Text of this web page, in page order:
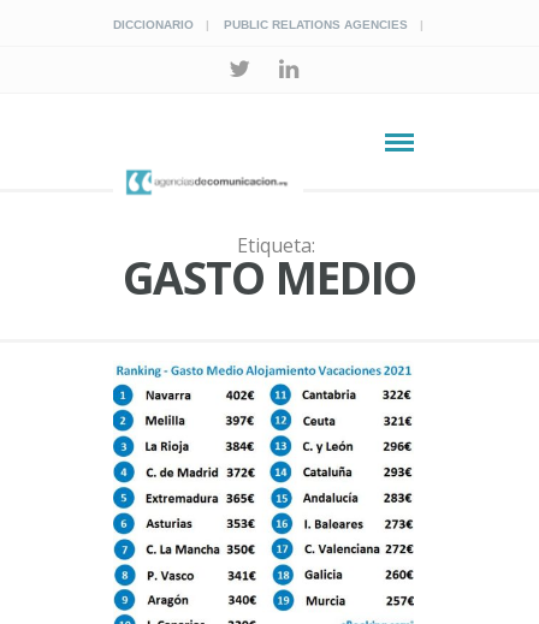
DICCIONARIO PUBLIC RELATIONS AGENCIES
Etiqueta:
GASTO MEDIO